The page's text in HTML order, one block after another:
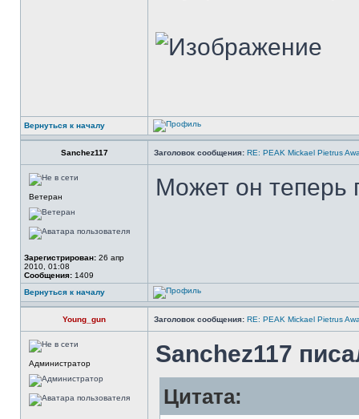
Вернуться к началу
Sanchez117 Заголовок сообщения: RE: PEAK Mickael Pietrus
Ветеран
Зарегистрирован: 26 апр
2010, 01:08
Сообщения: 1409
Может он теперь
Вернуться к началу
Young_gun Заголовок сообщения: RE: PEAK Mickael Pietrus
Администратор Sanchez117
Цитата: